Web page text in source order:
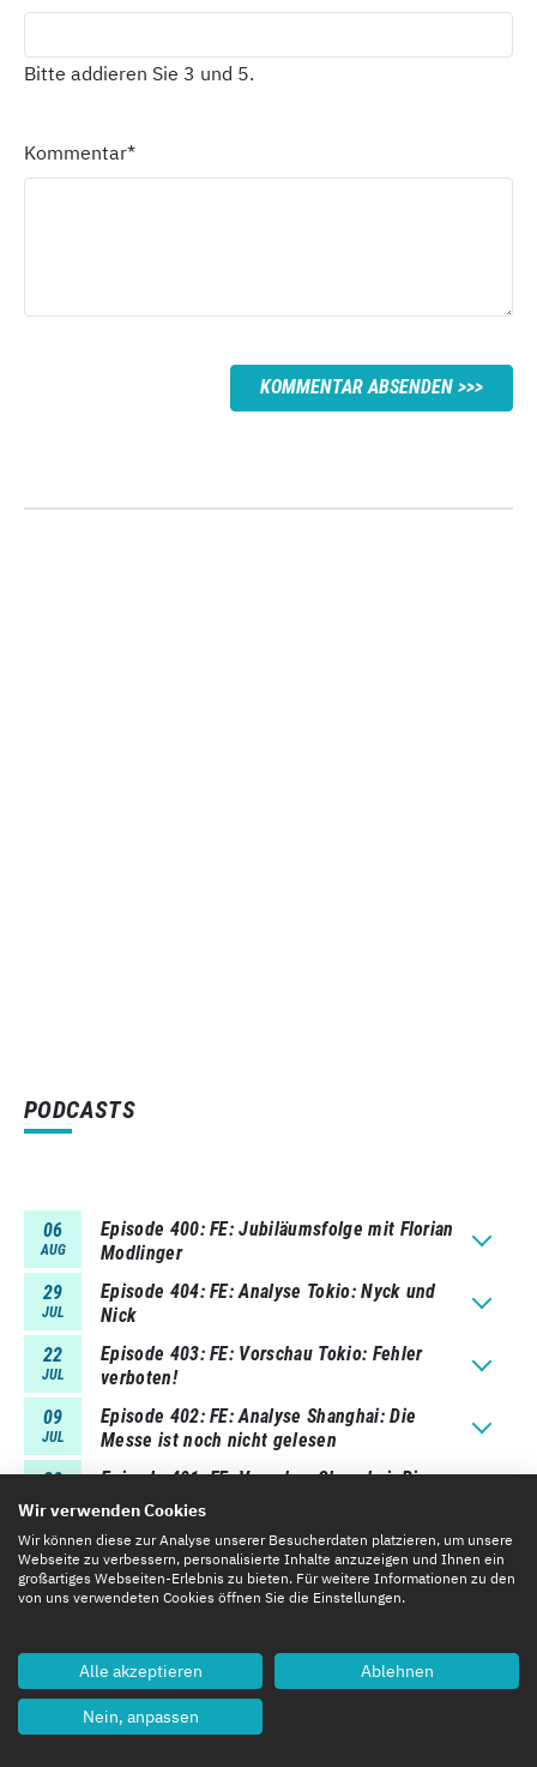
Bitte addieren Sie 3 und 5.
Kommentar*
KOMMENTAR ABSENDEN
PODCASTS
06
AUG
Episode 400 FE: Jubiläumsfolge mit Florian
Modlinger
29
JUL
Episode 404 FE: Analyse Tokio: Nyck und
Nick
22
JUL
Episode 403 FE: Vorschau Tokio: Fehler
verboten!
09
JUL
Episode 402 FE: Analyse Shanghai: Die
Messe ist noch nicht gelesen
30
Episode 401 FE: Vorschau Shanghai: Bis
zur letzten Schikane
Wir verwenden Cookies
Wir können diese zur Analyse unserer Besucherdaten platzieren, um unsere
Webseite zu verbessern, personalisierte Inhalte anzuzeigen und Ihnen ein
großartiges Webseiten-Erlebnis zu bieten. Für weitere Informationen zu den
von uns verwendeten Cookies öffnen Sie die Einstellungen.
Alle akzeptieren Ablehnen
Nein, anpassen